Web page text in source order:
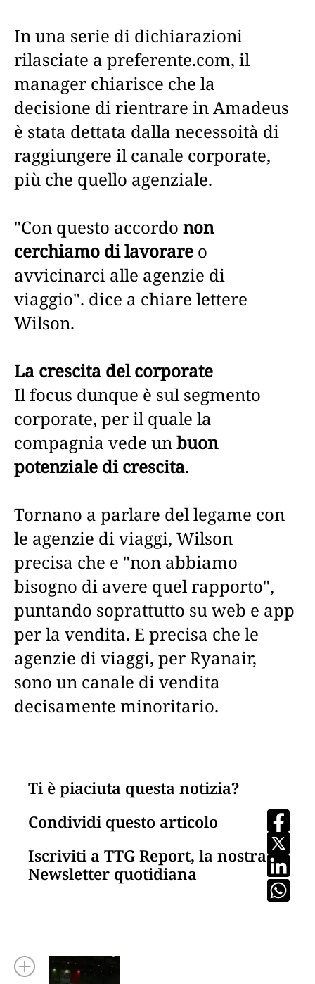
In una serie di dichiarazioni
rilasciate a preferente.com, il
manager chiarisce che la
decisione di rientrare in Amadeus
è stata dettata dalla necessoità di
raggiungere il canale corporate,
più che quello agenziale.
"Con questo accordo non
cerchiamo di lavorare o
avvicinarci alle agenzie di
viaggio". dice a chiare lettere
Wilson.
La crescita del corporate
Il focus dunque è sul segmento
corporate, per il quale la
compagnia vede unbuon
potenziale di crescita.
Tornano a parlare del legame con
le agenzie di viaggi, Wilson
precisa che e "non abbiamo
bisogno di avere quel rapporto",
puntando soprattutto su web e app
per la vendita. E precisa che le
agenzie di viaggi, per Ryanair,
sono un canale di vendita
decisamente minoritario.
Ti è piaciuta questa notizia?
Condividi questo articolo
Iscriviti a TTG Report, la nostra
Newsletter quotidiana